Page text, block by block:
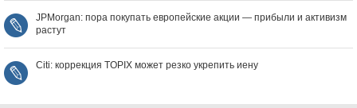
JPMorgan: пора покупать европейские акции — прибыли и активизм
растут
Citi: коррекция TOPIX может резко укрепить иену